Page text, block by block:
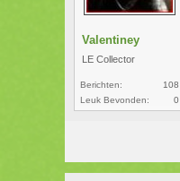
Valentiney
LE Collector
Berichten:
108
Leuk Bevonden:
0